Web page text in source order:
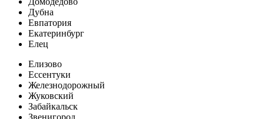
Дубна
Евпатория
Екатеринбург
Елец
Елизово
Ессентуки
Железнодорожный
Жуковский
Забайкальск
Звенигород